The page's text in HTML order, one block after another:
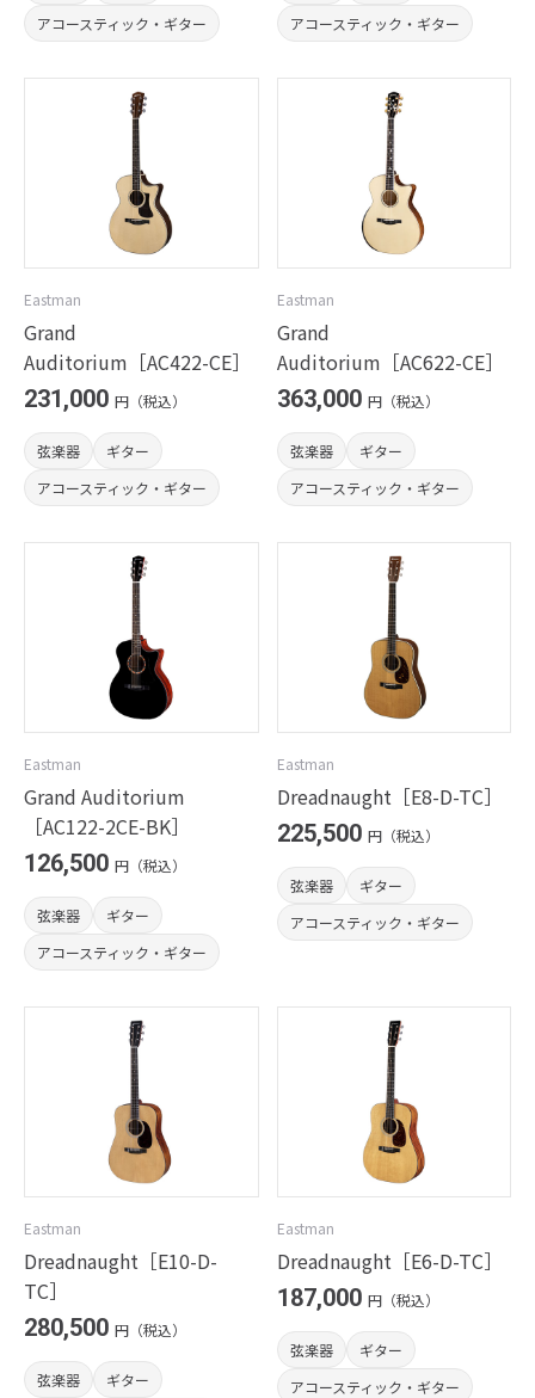
アコースティック・ギター アコースティック・ギター
Eastman
Grand
Auditorium［AC422-CE］
231,000 円（税込）
弦楽器
ギター
アコースティック・ギター
Eastman
Grand
Auditorium［AC622-CE］
363,000 円（税込）
弦楽器
ギター
アコースティック・ギター
Eastman
Grand Auditorium
［AC122-2CE-BK］
126,500 円（税込）
弦楽器
ギター
アコースティック・ギター
Eastman
Dreadnaught［E8-D-TC］
225,500 円（税込）
弦楽器
ギター
アコースティック・ギター
Eastman
Dreadnaught［E10-D-
TC］
280,500 円（税込）
弦楽器
ギター
Eastman
Dreadnaught［E6-D-TC］
187,000 円（税込）
弦楽器
ギター
アコースティック・ギター